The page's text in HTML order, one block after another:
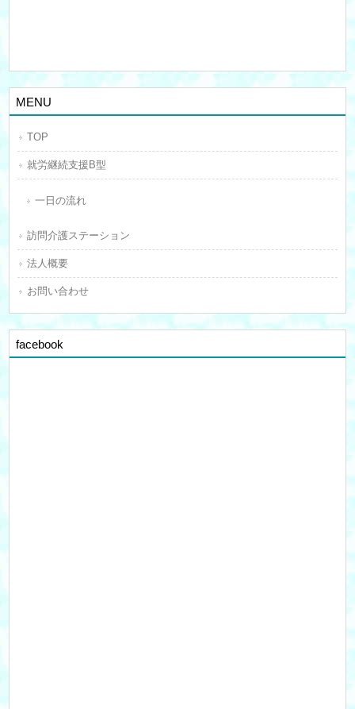
MENU
TOP
就労継続支援B型
一日の流れ
訪問介護ステーション
法人概要
お問い合わせ
facebook